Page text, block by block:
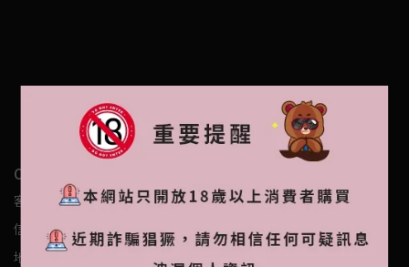
CHAIN RUN CO., LTD.
客服時間：10:00-17:00
信箱：dpn.service@jytradingltd.com
地址：1F., No. 144, Sec. 1, Xinsheng S. Rd., Zhongzheng Dist.,